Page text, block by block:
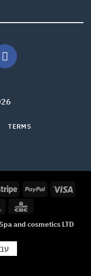
2026 UX Themes
TERMS
Visa
PayPal
CBC
Spa and cosmetics LTD
עברית